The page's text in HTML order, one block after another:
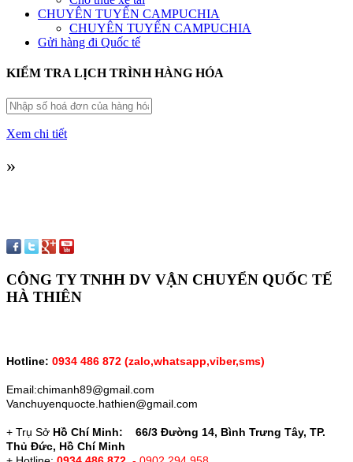
CHUYÊN TUYẾN CAMPUCHIA
CHUYÊN TUYẾN CAMPUCHIA
Gửi hàng đi Quốc tế
KIỂM TRA LỊCH TRÌNH HÀNG HÓA
Xem chi tiết
»
CÔNG TY TNHH DV VẬN CHUYỂN QUỐC TẾ
HÀ THIÊN
Hotline: 0934 486 872 (zalo,whatsapp,vỉber,sms)
Email:chimanh89@gmail.com
Vanchuyenquocte.hathien@gmail.com
+ Trụ Sở Hồ Chí Minh: 66/3 Đường 14, Bình Trưng Tây, TP.
Thủ Đức, Hồ Chí Minh